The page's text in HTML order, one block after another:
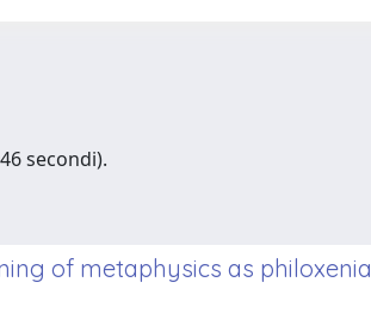
secondi).
of metaphysics as philoxenia